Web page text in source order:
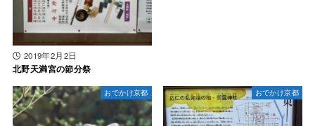
2019年2月2日
北野天満宮の節分祭
おでかけ京都 おでかけ京都